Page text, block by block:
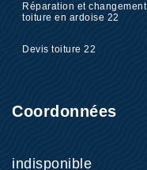
Réparation et changement
toiture en ardoise 22
Devis toiture 22
Coordonnées
indisponible